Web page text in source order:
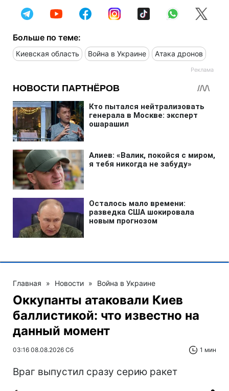
Больше по теме:
Киевская область Война в Украине Атака дронов
Главная » Новости » Война в Украине
Оккупанты атаковали Киев
баллистикой: что известно на
данный момент
03:16 08.08.2026 Сб 1 мин
Враг выпустил сразу серию ракет